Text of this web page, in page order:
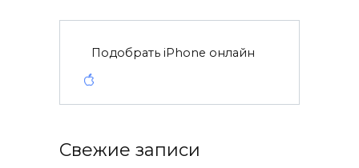
Подобрать iPhone онлайн
Свежие записи